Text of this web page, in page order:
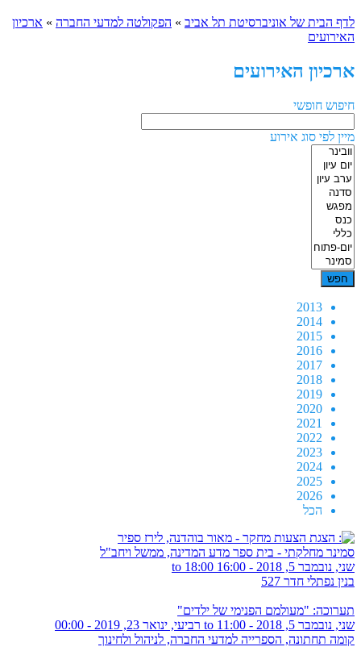
לדף הבית של אוניברסיטת תל אביב » הפקולטה למדעי החברה » ארכיון
האירועים
ארכיון האירועים
חיפוש חופשי
מיין לפי סוג אירוע
2013
2014
2015
2016
2017
2018
2019
2020
2021
2022
2023
2024
2025
2026
הכל
סמינר מחלקתי - בית ספר מדע המדינה, ממשל ויחב"ל
שני, נובמבר 5, 2018 -
16:00
18:00
בנין נפתלי חדר 527
תערוכה: "מעולמם הפנימי של ילדים"
שני, נובמבר 5, 2018 - 11:00
רביעי, ינואר 23, 2019 - 00:00
קומה תחתונה, הספרייה למדעי החברה, לניהול ולחינוך